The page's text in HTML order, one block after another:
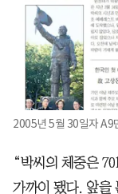
2005년 5월 30일자 A9
“박씨의 체중은
가까이 됐다. 앞을